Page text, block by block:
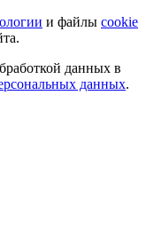
и файлы cookie
данных в
данных.